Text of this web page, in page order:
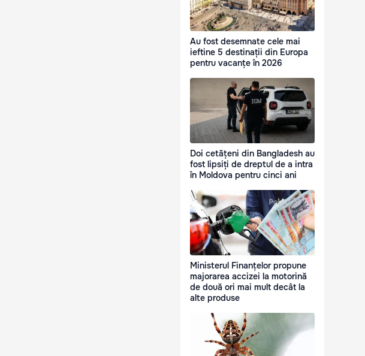
Au fost desemnate cele mai
ieftine 5 destinații din Europa
pentru vacanțe în 2026
Doi cetățeni din Bangladesh au
fost lipsiți de dreptul de a intra
în Moldova pentru cinci ani
Ministerul Finanțelor propune
majorarea accizei la motorină
de două ori mai mult decât la
alte produse